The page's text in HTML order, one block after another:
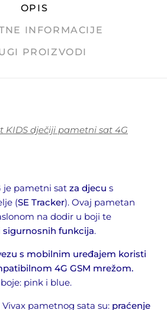
OPIS
INFORMACIJE
PROIZVODI
KIDS dječiji pametni sat 4G
je pametni sat za djecu s
(SE Tracker). Ovaj pametan
na dodir u boji te
sigurnosnih funkcija.
s mobilnim uređajem koristi
4G GSM mrežom.
pink i blue.
pametnog sata su: praćenje